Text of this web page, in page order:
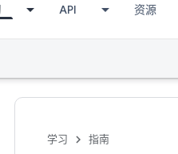
API 资源
学习 指南